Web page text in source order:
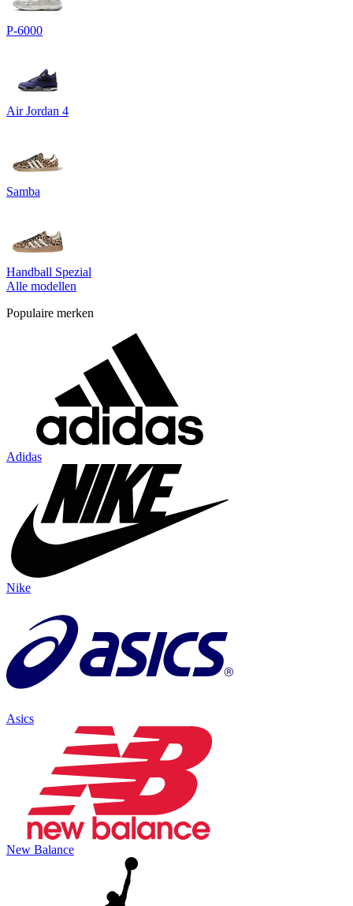
P-6000
Air Jordan 4
Samba
Handball Spezial
Alle modellen
Populaire merken
Adidas
Nike
Asics
New Balance